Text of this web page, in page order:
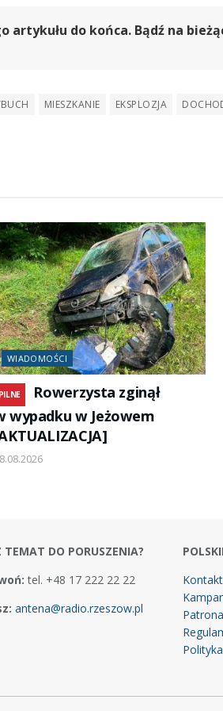
do końca. Bądź na
MIESZKANIE EKSPLOZJA
WIADOMOŚCI
PILNE
Rowerzysta zginął
wypadku w Jeżowem
TEMAT DO PORUSZENIA?
tel. +48 17 222 22 22
antena@radio.rzeszow.pl
Kontakt